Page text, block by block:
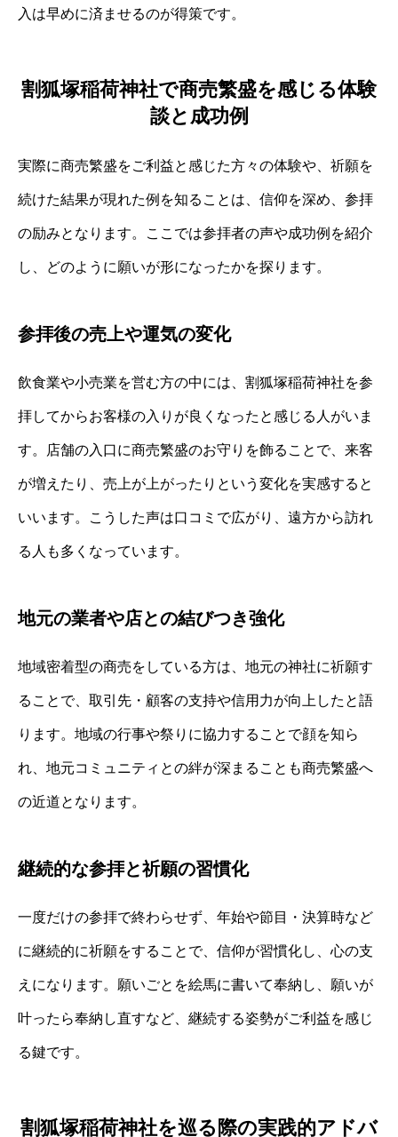
入は早めに済ませるのが得策です。
割狐塚稲荷神社で商売繁盛を感じる体験
談と成功例
実際に商売繁盛をご利益と感じた方々の体験や、祈願を
続けた結果が現れた例を知ることは、信仰を深め、参拝
の励みとなります。ここでは参拝者の声や成功例を紹介
し、どのように願いが形になったかを探ります。
参拝後の売上や運気の変化
飲食業や小売業を営む方の中には、割狐塚稲荷神社を参
拝してからお客様の入りが良くなったと感じる人がいま
す。店舗の入口に商売繁盛のお守りを飾ることで、来客
が増えたり、売上が上がったりという変化を実感すると
いいます。こうした声は口コミで広がり、遠方から訪れ
る人も多くなっています。
地元の業者や店との結びつき強化
地域密着型の商売をしている方は、地元の神社に祈願す
ることで、取引先・顧客の支持や信用力が向上したと語
ります。地域の行事や祭りに協力することで顔を知ら
れ、地元コミュニティとの絆が深まることも商売繁盛へ
の近道となります。
継続的な参拝と祈願の習慣化
一度だけの参拝で終わらせず、年始や節目・決算時など
に継続的に祈願をすることで、信仰が習慣化し、心の支
えになります。願いごとを絵馬に書いて奉納し、願いが
叶ったら奉納し直すなど、継続する姿勢がご利益を感じ
る鍵です。
割狐塚稲荷神社を巡る際の実践的アドバ